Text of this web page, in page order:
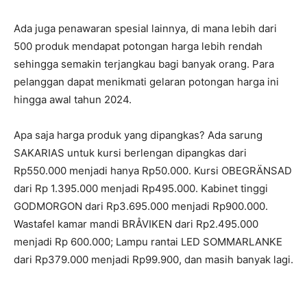
Ada juga penawaran spesial lainnya, di mana lebih dari
500 produk mendapat potongan harga lebih rendah
sehingga semakin terjangkau bagi banyak orang. Para
pelanggan dapat menikmati gelaran potongan harga ini
hingga awal tahun 2024.
Apa saja harga produk yang dipangkas? Ada sarung
SAKARIAS untuk kursi berlengan dipangkas dari
Rp550.000 menjadi hanya Rp50.000. Kursi OBEGRÄNSAD
dari Rp 1.395.000 menjadi Rp495.000. Kabinet tinggi
GODMORGON dari Rp3.695.000 menjadi Rp900.000.
Wastafel kamar mandi BRÅVIKEN dari Rp2.495.000
menjadi Rp 600.000; Lampu rantai LED SOMMARLANKE
dari Rp379.000 menjadi Rp99.900, dan masih banyak lagi.